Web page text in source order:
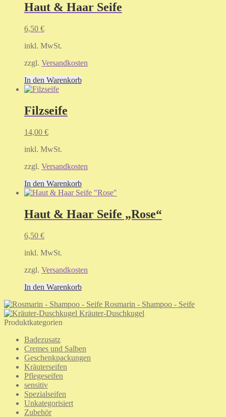
Haut & Haar Seife
6,50 €
inkl. MwSt.
zzgl. Versandkosten
In den Warenkorb
Filzseife
14,00 €
inkl. MwSt.
zzgl. Versandkosten
In den Warenkorb
Haut & Haar Seife „Rose“
6,50 €
inkl. MwSt.
zzgl. Versandkosten
In den Warenkorb
Rosmarin - Shampoo - Seife
Kräuter-Duschkugel
Produktkategorien
Badezusatz
Cremes und Salben
Geschenkpackungen
Kräuterseifen
Pflegeseifen
sensitiv
Spezialseifen
Unkategorisiert
Zubehör